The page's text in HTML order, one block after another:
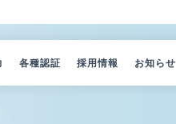
各種認証 採用情報 お知らせ